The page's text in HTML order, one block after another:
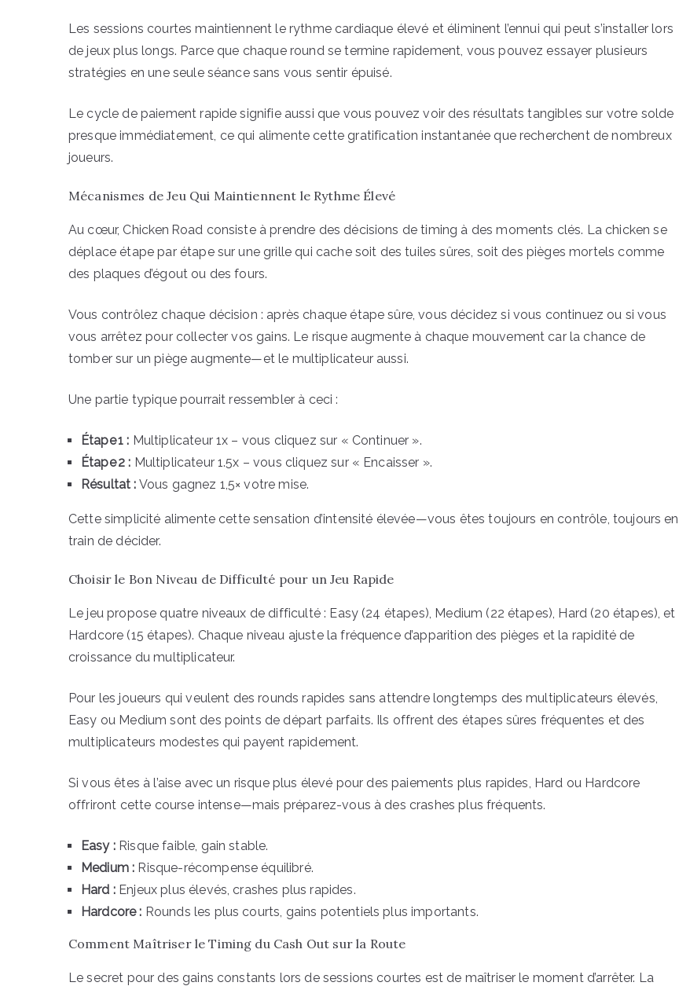
Les sessions courtes maintiennent le rythme cardiaque élevé et éliminent l’ennui qui peut s’installer lors
de jeux plus longs. Parce que chaque round se termine rapidement, vous pouvez essayer plusieurs
stratégies en une seule séance sans vous sentir épuisé.
Le cycle de paiement rapide signifie aussi que vous pouvez voir des résultats tangibles sur votre solde
presque immédiatement, ce qui alimente cette gratification instantanée que recherchent de nombreux
joueurs.
Mécanismes de Jeu Qui Maintiennent le Rythme Élevé
Au cœur, Chicken Road consiste à prendre des décisions de timing à des moments clés. La chicken se
déplace étape par étape sur une grille qui cache soit des tuiles sûres, soit des pièges mortels comme
des plaques d’égout ou des fours.
Vous contrôlez chaque décision : après chaque étape sûre, vous décidez si vous continuez ou si vous
vous arrêtez pour collecter vos gains. Le risque augmente à chaque mouvement car la chance de
tomber sur un piège augmente—et le multiplicateur aussi.
Une partie typique pourrait ressembler à ceci :
Étape 1 : Multiplicateur 1x – vous cliquez sur « Continuer ».
Étape 2 : Multiplicateur 1.5x – vous cliquez sur « Encaisser ».
Résultat : Vous gagnez 1,5× votre mise.
Cette simplicité alimente cette sensation d’intensité élevée—vous êtes toujours en contrôle, toujours en
train de décider.
Choisir le Bon Niveau de Difficulté pour un Jeu Rapide
Le jeu propose quatre niveaux de difficulté : Easy (24 étapes), Medium (22 étapes), Hard (20 étapes), et
Hardcore (15 étapes). Chaque niveau ajuste la fréquence d’apparition des pièges et la rapidité de
croissance du multiplicateur.
Pour les joueurs qui veulent des rounds rapides sans attendre longtemps des multiplicateurs élevés,
Easy ou Medium sont des points de départ parfaits. Ils offrent des étapes sûres fréquentes et des
multiplicateurs modestes qui payent rapidement.
Si vous êtes à l’aise avec un risque plus élevé pour des paiements plus rapides, Hard ou Hardcore
offriront cette course intense—mais préparez-vous à des crashes plus fréquents.
Easy :Risque faible, gain stable.
Medium : Risque-récompense équilibré.
Hard :Enjeux plus élevés, crashes plus rapides.
Hardcore : Rounds les plus courts, gains potentiels plus importants.
Comment Maîtriser le Timing du Cash Out sur la Route
Le secret pour des gains constants lors de sessions courtes est de maîtriser le moment d’arrêter. La